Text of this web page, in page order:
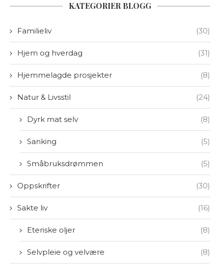
KATEGORIER BLOGG
Familieliv (30)
Hjem og hverdag (31)
Hjemmelagde prosjekter (8)
Natur & Livsstil (24)
Dyrk mat selv (8)
Sanking (5)
Småbruksdrømmen (5)
Oppskrifter (30)
Sakte liv (16)
Eteriske oljer (8)
Selvpleie og velvære (8)